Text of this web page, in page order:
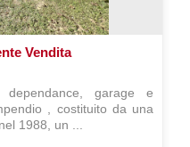
Vendita
dependance, garage e
, costituito da una
1988, un ...